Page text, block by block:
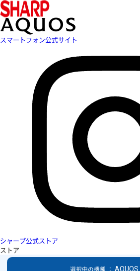
スマートフォン公式サイト
シャープ公式ストア
ストア
選択中の機種 ： AQUOS